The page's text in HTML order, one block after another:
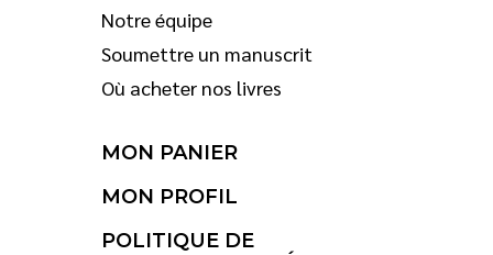
Notre équipe
Soumettre un manuscrit
Où acheter nos livres
MON PANIER
MON PROFIL
POLITIQUE DE